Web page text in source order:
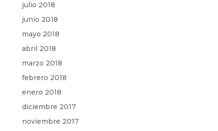
julio 2018
junio 2018
mayo 2018
abril 2018
marzo 2018
febrero 2018
enero 2018
diciembre 2017
noviembre 2017